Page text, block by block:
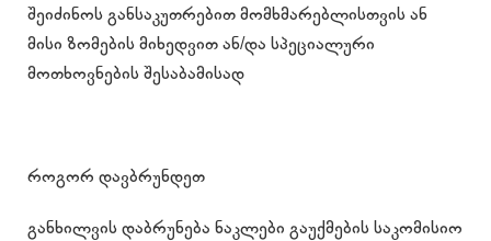
შეიძინოს განსაკუთრებით მომხმარებლისთვის ან
მისი ზომების მიხედვით ან/და სპეციალური
მოთხოვნების შესაბამისად
როგორ დავბრუნდეთ
განხილვის დაბრუნება ნაკლები გაუქმების საკომისიო